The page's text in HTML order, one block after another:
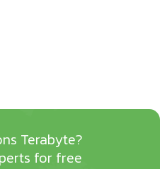
Terabyte?
for free